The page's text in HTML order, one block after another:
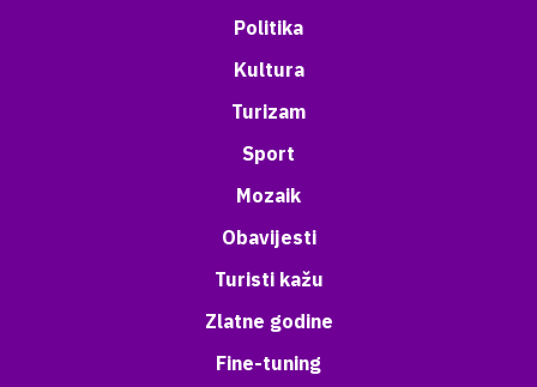
Politika
Kultura
Turizam
Sport
Mozaik
Obavijesti
Turisti kažu
Zlatne godine
Fine-tuning